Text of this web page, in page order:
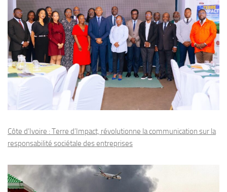
Côte d’Ivoire : Terre d’Impact, révolutionne la communication sur la
responsabilité sociétale des entreprises